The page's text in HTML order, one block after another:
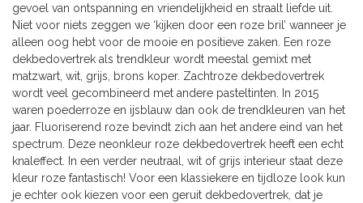
gevoel van ontspanning en vriendelijkheid en straalt liefde uit.
Niet voor niets zeggen we ‘kijken door een roze bril’ wanneer je
alleen oog hebt voor de mooie en positieve zaken. Een roze
dekbedovertrek als trendkleur wordt meestal gemixt met
matzwart, wit, grijs, brons koper. Zachtroze dekbedovertrek
wordt veel gecombineerd met andere pasteltinten. In 2015
waren poederroze en ijsblauw dan ook de trendkleuren van het
jaar. Fluoriserend roze bevindt zich aan het andere eind van het
spectrum. Deze neonkleur roze dekbedovertrek heeft een echt
knaleffect. In een verder neutraal, wit of grijs interieur staat deze
kleur roze fantastisch! Voor een klassiekere en tijdloze look kun
je echter ook kiezen voor een geruit dekbedovertrek, dat je